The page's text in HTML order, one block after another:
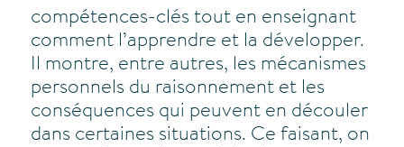
compétences-clés tout en enseignant
comment l’apprendre et la développer.
Il montre, entre autres, les mécanismes
personnels du raisonnement et les
conséquences qui peuvent en découler
dans certaines situations. Ce faisant, on